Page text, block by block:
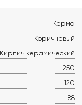
Керма
Коричневый
Кирпич керамический
250
120
88